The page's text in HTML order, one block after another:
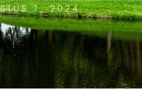
1, 2024